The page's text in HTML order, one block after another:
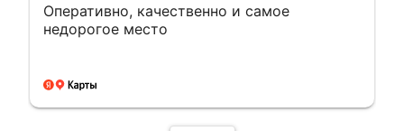
Оперативно, качественно и самое
недорогое место